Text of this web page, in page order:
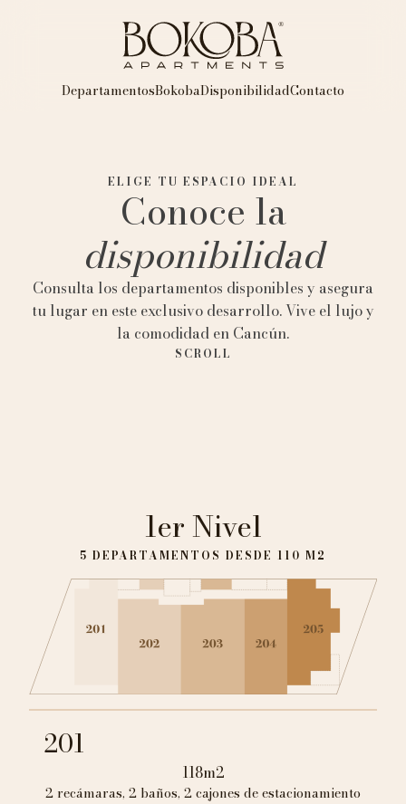
DepartamentosBokobaDisponibilidadContacto
ELIGE TU ESPACIO IDEAL
Conoce la
disponibilidad
Consulta los departamentos disponibles y asegura
tu lugar en este exclusivo desarrollo. Vive el lujo y
la comodidad en Cancún.
SCROLL
1er Nivel
5 DEPARTAMENTOS DESDE 110 M2
201
118m2
2 recámaras, 2 baños, 2 cajones de estacionamiento